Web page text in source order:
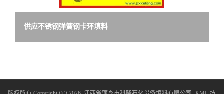
供应不锈钢弹簧钢卡环填料